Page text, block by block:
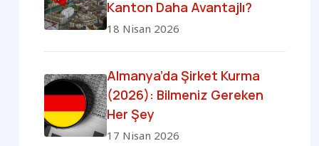
Kanton Daha Avantajlı?
18 Nisan 2026
Almanya’da Şirket Kurma
(2026): Bilmeniz Gereken
Her Şey
17 Nisan 2026